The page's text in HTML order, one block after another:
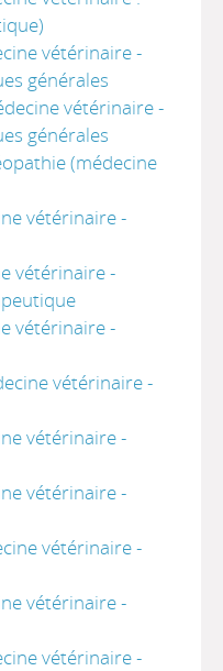
vétérinaire -
générales
vétérinaire -
générales
(médecine
vétérinaire -
vétérinaire -
vétérinaire -
vétérinaire -
vétérinaire -
vétérinaire -
vétérinaire -
vétérinaire -
vétérinaire -